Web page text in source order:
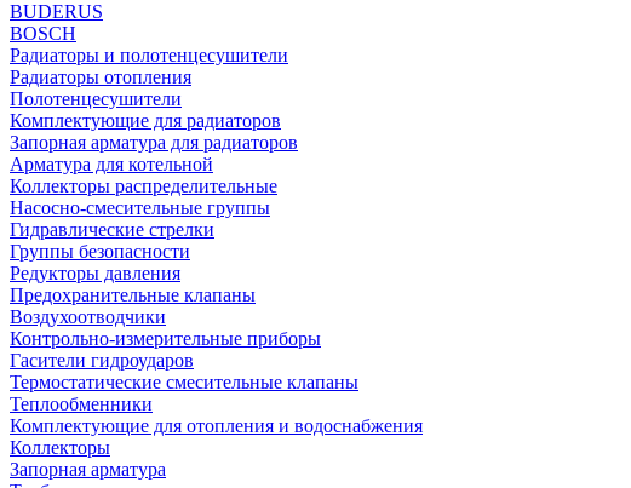
BUDERUS
BOSCH
Радиаторы и полотенцесушители
Радиаторы отопления
Полотенцесушители
Комплектующие для радиаторов
Запорная арматура для радиаторов
Арматура для котельной
Коллекторы распределительные
Насосно-смесительные группы
Гидравлические стрелки
Группы безопасности
Редукторы давления
Предохранительные клапаны
Воздухоотводчики
Контрольно-измерительные приборы
Гасители гидроударов
Термостатические смесительные клапаны
Теплообменники
Комплектующие для отопления и водоснабжения
Коллекторы
Запорная арматура